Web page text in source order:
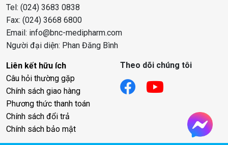
Tel: (024) 3683 0838
Fax: (024) 3668 6800
Email: info@bnc-medipharm.com
Người đại diện: Phan Đăng Bình
Liên kết hữu ích
Câu hỏi thường gặp
Chính sách giao hàng
Phương thức thanh toán
Chính sách đổi trả
Chính sách bảo mật
Theo dõi chúng tôi